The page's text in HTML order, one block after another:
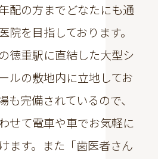
配の方までどなたにも通
院を目指しております。
徳重駅に直結した大型シ
ルの敷地内に立地してお
も完備されているので、
せて電車や車でお気軽に
ます。 また「歯医者さん